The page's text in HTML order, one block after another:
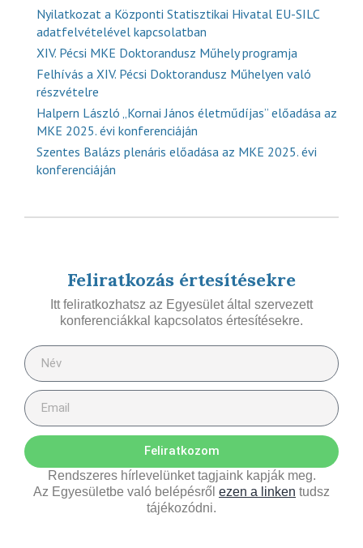
Nyilatkozat a Központi Statisztikai Hivatal EU-SILC
adatfelvételével kapcsolatban
XIV. Pécsi MKE Doktorandusz Műhely programja
Felhívás a XIV. Pécsi Doktorandusz Műhelyen való
részvételre
Halpern László „Kornai János életműdíjas” előadása az
MKE 2025. évi konferenciáján
Szentes Balázs plenáris előadása az MKE 2025. évi
konferenciáján
Feliratkozás értesítésekre
Itt feliratkozhatsz az Egyesület által szervezett
konferenciákkal kapcsolatos értesítésekre.
Feliratkozom
Rendszeres hírlevelünket tagjaink kapják meg.
Az Egyesületbe való belépésről ezen a linken tudsz
tájékozódni.